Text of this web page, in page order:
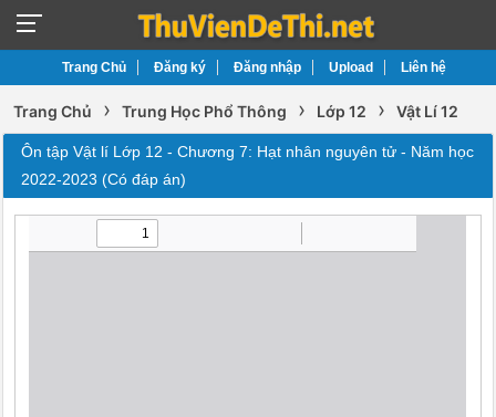
Trang Chủ Đăng ký Đăng nhập Upload Liên hệ
Trang Chủ › Trung Học Phổ Thông › Lớp 12 › Vật Lí 12
Ôn tập Vật lí Lớp 12 - Chương 7: Hạt nhân nguyên tử - Năm học
2022-2023 (Có đáp án)